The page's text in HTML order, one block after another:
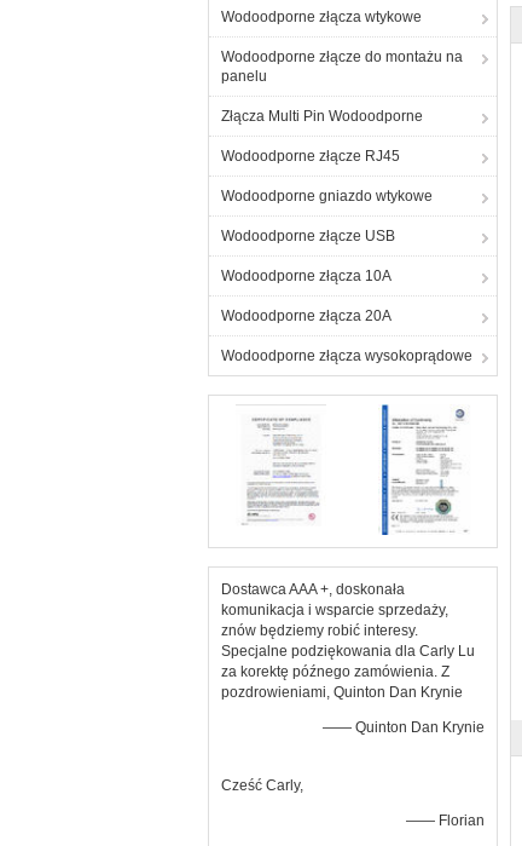
Wodoodporne złącza wtykowe
Wodoodporne złącze do montażu na
panelu
Złącza Multi Pin Wodoodporne
Wodoodporne złącze RJ45
Wodoodporne gniazdo wtykowe
Wodoodporne złącze USB
Wodoodporne złącza 10A
Wodoodporne złącza 20A
Wodoodporne złącza wysokoprądowe
Dostawca AAA +, doskonała
komunikacja i wsparcie sprzedaży,
znów będziemy robić interesy.
Specjalne podziękowania dla Carly Lu
za korektę późnego zamówienia. Z
pozdrowieniami, Quinton Dan Krynie
—— Quinton Dan Krynie
Cześć Carly,
—— Florian